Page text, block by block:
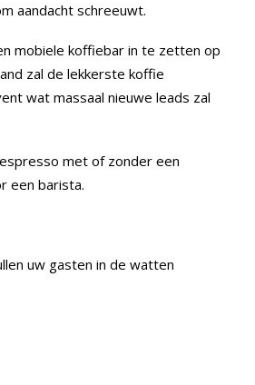
aandacht schreeuwt.
mobiele koffiebar in te zetten op
zal de lekkerste koffie
wat massaal nieuwe leads zal
met of zonder een
een barista.
uw gasten in de watten